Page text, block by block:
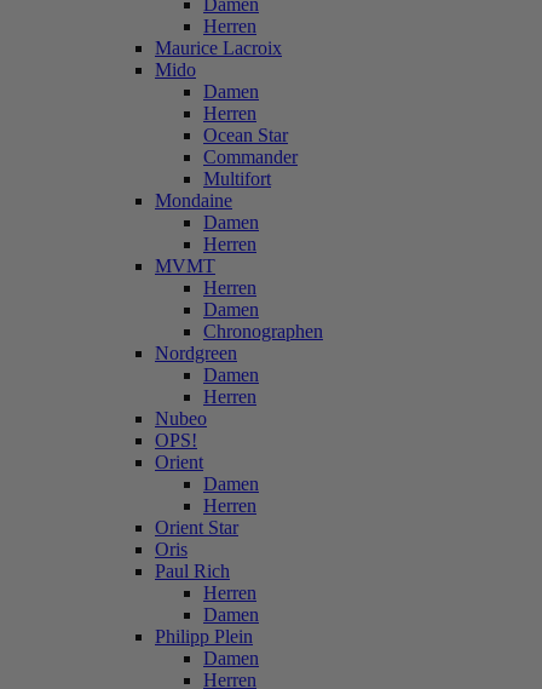
Damen
Herren
Maurice Lacroix
Mido
Damen
Herren
Ocean Star
Commander
Multifort
Mondaine
Damen
Herren
MVMT
Herren
Damen
Chronographen
Nordgreen
Damen
Herren
Nubeo
OPS!
Orient
Damen
Herren
Orient Star
Oris
Paul Rich
Herren
Damen
Philipp Plein
Damen
Herren